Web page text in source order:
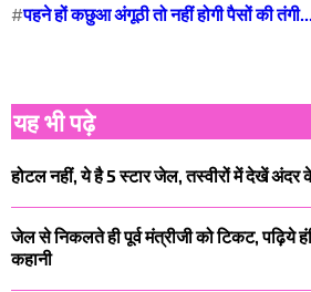
#पहने हों कछुआ अंगूठी तो नहीं होगी पैसों की तंगी...
यह भी पढ़े
होटल नहीं, ये है 5 स्टार जेल, तस्वीरों में देखें अंदर
जेल से निकलते ही पूर्व मंत्रीजी को टिकट, पढ़िये
कहानी